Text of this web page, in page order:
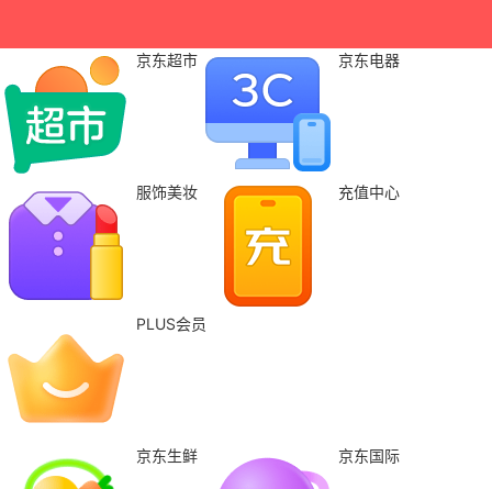
京东超市 京东电器
服饰美妆 充值中心
PLUS会员
京东生鲜 京东国际